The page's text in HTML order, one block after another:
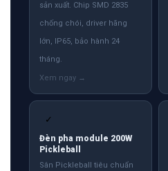
sản xuất. Chip SMD 2835
chống chói, driver hãng
lớn, IP65, bảo hành 24
tháng.
✓
Đèn pha module 200W
Pickleball
Sân Pickleball tiêu chuẩn